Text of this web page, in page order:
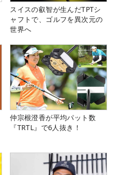
スイスの叡智が生んだTPTシ
ャフトで、ゴルフを異次元の
世界へ
仲宗根澄香が平均パット数
『TRTL』で6人抜き！